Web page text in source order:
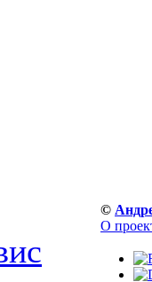
©
О